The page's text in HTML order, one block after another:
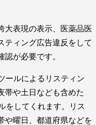
大表現の表示、医薬品医
ティング広告違反をして
が必要です。
ールによるリスティン
帯や土日なども含めた
をしてくれます。リス
や曜日、都道府県などを